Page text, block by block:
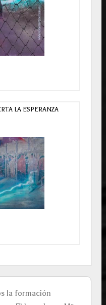
la formación
LA ESPERANZA